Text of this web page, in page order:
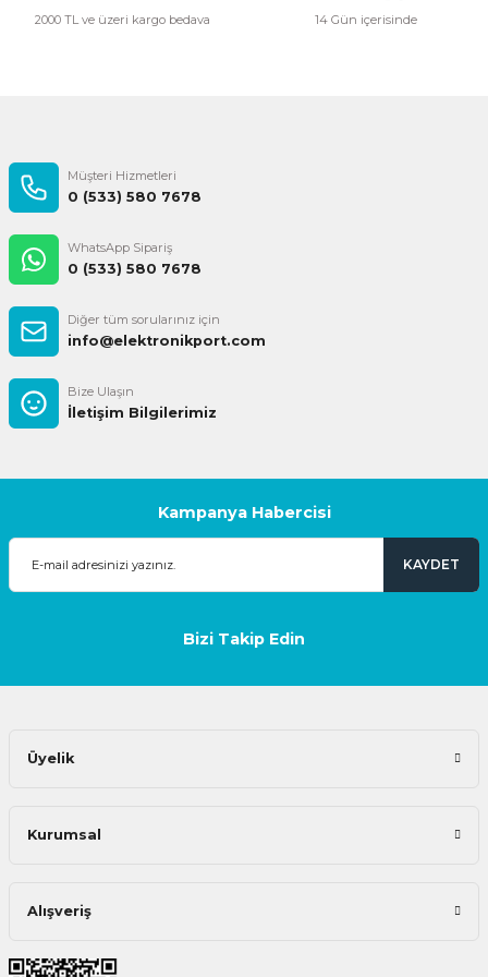
2000 TL ve üzeri kargo bedava 14 Gün içerisinde
Müşteri Hizmetleri
0 (533) 580 7678
WhatsApp Sipariş
0 (533) 580 7678
Diğer tüm sorularınız için
info@elektronikport.com
Bize Ulaşın
İletişim Bilgilerimiz
Kampanya Habercisi
KAYDET
Bizi Takip Edin
Üyelik
Kurumsal
Alışveriş